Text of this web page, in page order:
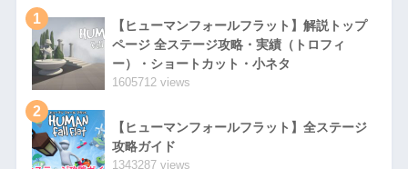
1
【ヒューマンフォールフラット】解説トップ
ページ 全ステージ攻略・実績（トロフィ
ー）・ショートカット・小ネタ
1605712 views
2
【ヒューマンフォールフラット】全ステージ
攻略ガイド
1343287 views